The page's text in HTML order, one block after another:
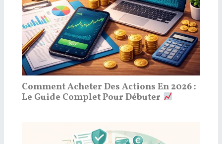
Comment Acheter Des Actions En 2026 :
Le Guide Complet Pour Débuter